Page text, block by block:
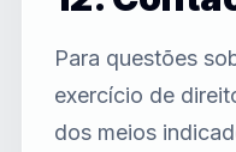
Para questões
exercício de
dos meios